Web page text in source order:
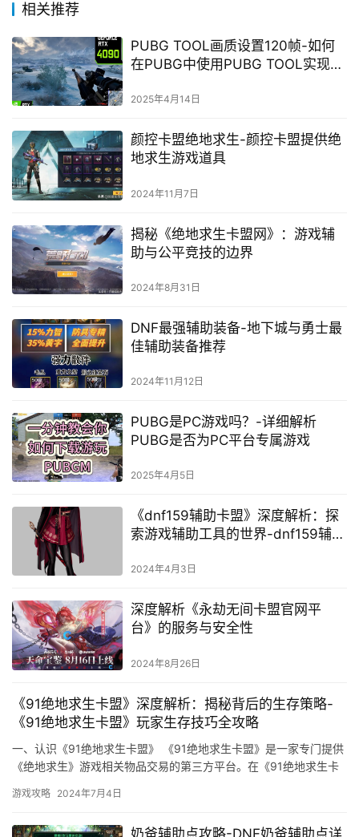
相关推荐
PUBG TOOL画质设置120帧-如何
在PUBG中使用PUBG TOOL实现
2025年4月14日
颜控卡盟绝地求生-颜控卡盟提供绝
地求生游戏道具
2024年11月7日
揭秘《绝地求生卡盟网》：游戏辅
助与公平竞技的边界
2024年8月31日
DNF最强辅助装备-地下城与勇士最
佳辅助装备推荐
2024年11月12日
PUBG是PC游戏吗？-详细解析
PUBG是否为PC平台专属游戏
2025年4月5日
《dnf159辅助卡盟》深度解析：探
索游戏辅助工具的世界-dnf159辅助
2024年4月3日
深度解析《永劫无间卡盟官网平
台》的服务与安全性
2024年8月26日
《91绝地求生卡盟》深度解析：揭秘背后的生存策略-
《91绝地求生卡盟》玩家生存技巧全攻略
一、认识《91绝地求生卡盟》 《91绝地求生卡盟》是一家专门提供
《绝地求生》游戏相关物品交易的第三方平台。在《91绝地求生卡
游戏攻略 2024年7月4日
奶爸辅助点攻略-DNF奶爸辅助点详